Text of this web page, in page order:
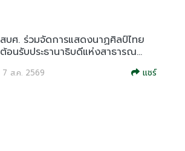
สบศ. ร่วมจัดการแสดงนาฏศิลป์ไทย
ต้อนรับประธานาธิบดีแห่งสาธารณ...
7 ส.ค. 2569 แชร์